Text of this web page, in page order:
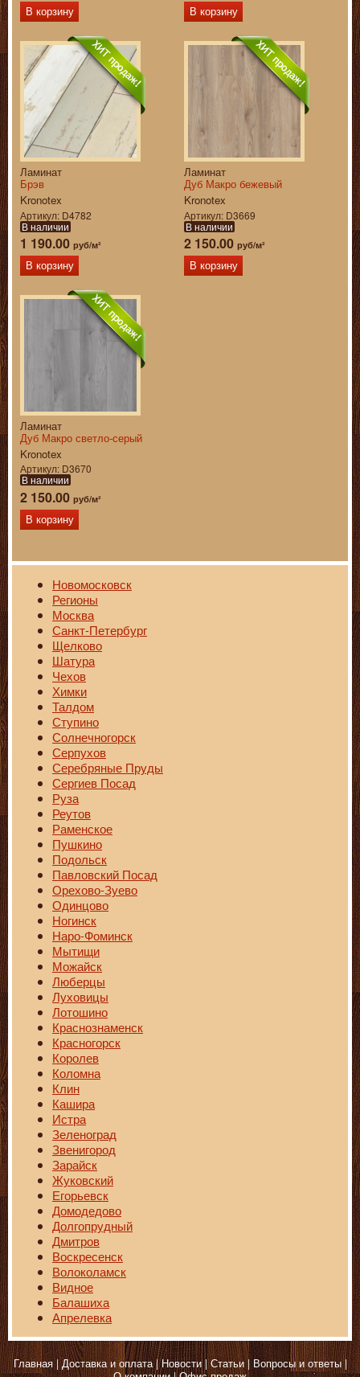
В корзину
В корзину
Ламинат
Брэв
Kronotex
Артикул D4782
В наличии
1 190.00 руб/м²
В корзину
Ламинат
Дуб Макро бежевый
Kronotex
Артикул D3669
В наличии
2 150.00 руб/м²
В корзину
Ламинат
Дуб Макро светло-серый
Kronotex
Артикул D3670
В наличии
2 150.00 руб/м²
В корзину
Новомосковск
Регионы
Москва
Санкт-Петербург
Щелково
Шатура
Чехов
Химки
Талдом
Ступино
Солнечногорск
Серпухов
Серебряные Пруды
Сергиев Посад
Руза
Реутов
Раменское
Пушкино
Подольск
Павловский Посад
Орехово-Зуево
Одинцово
Ногинск
Наро-Фоминск
Мытищи
Можайск
Люберцы
Луховицы
Лотошино
Краснознаменск
Красногорск
Королев
Коломна
Клин
Кашира
Истра
Зеленоград
Звенигород
Зарайск
Жуковский
Егорьевск
Домодедово
Долгопрудный
Дмитров
Воскресенск
Волоколамск
Видное
Балашиха
Апрелевка
Главная Доставка и оплата Новости Статьи
Вопросы и ответы